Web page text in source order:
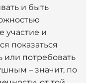
и быть
участие и
показаться
или потребовать
– значит, по